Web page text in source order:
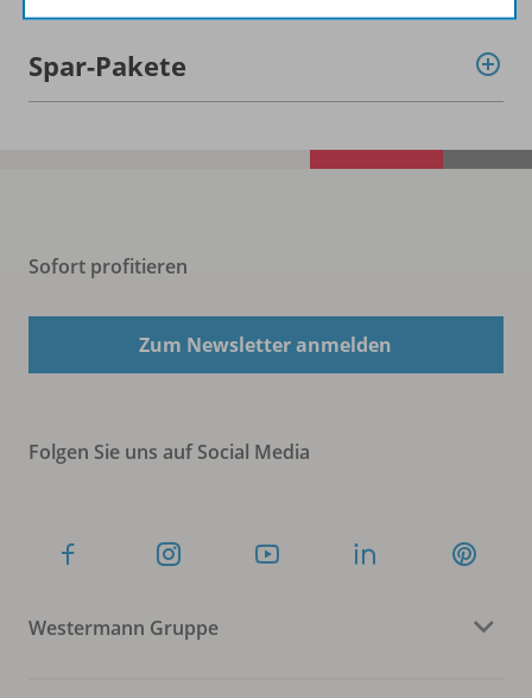
Spar-Pakete
Sofort profitieren
Zum Newsletter anmelden
Folgen Sie uns auf Social Media
Westermann Gruppe